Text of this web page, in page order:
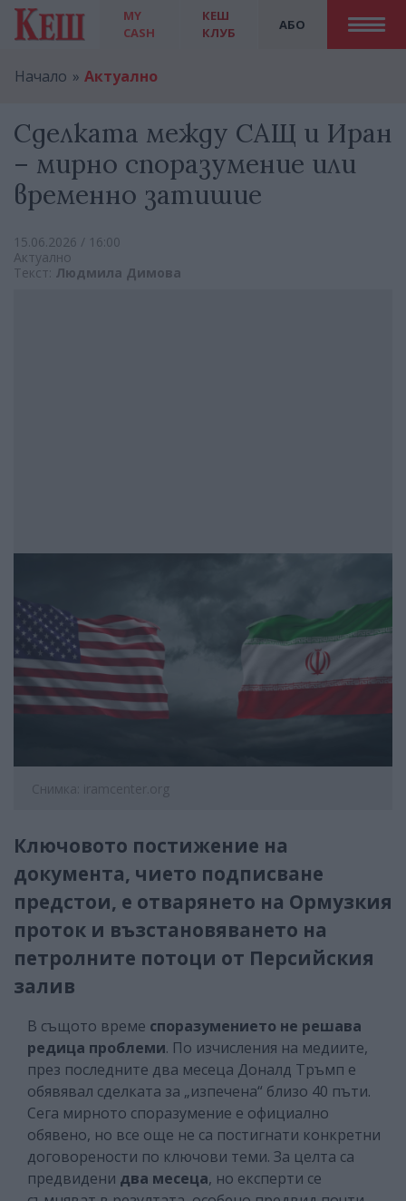
MY
CASH
АБО
КЕШ
КЛУБ
Начало Актуално
Сделката между САЩ и Иран
– мирно споразумение или
временно затишие
15.06.2026 / 16:00
Актуално
Текст: Людмила Димова
Снимка: iramcenter.org
Ключовото постижение на
документа, чието подписване
предстои, е отварянето на Ормузкия
проток и възстановяването на
петролните потоци от Персийския
залив
В същото време споразумението не решава
редица проблеми. По изчисления на медиите,
през последните два месеца Доналд Тръмп е
обявявал сделката за „изпечена“ близо 40 пъти.
Сега мирното споразумение е официално
обявено, но все още не са постигнати конкретни
договорености по ключови теми. За целта са
предвидени два месеца, но експерти се